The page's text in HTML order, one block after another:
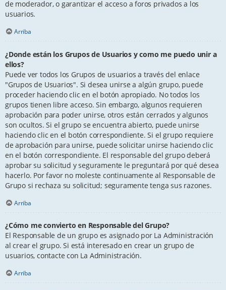
de moderador, o garantizar el acceso a foros privados a los
usuarios.
Arriba
¿Donde están los Grupos de Usuarios y como me puedo unir a
ellos?
Puede ver todos los Grupos de usuarios a través del enlace
"Grupos de Usuarios". Si desea unirse a algún grupo, puede
proceder haciendo clic en el botón apropiado. No todos los
grupos tienen libre acceso. Sin embargo, algunos requieren
aprobación para poder unirse, otros están cerrados y algunos
son ocultos. Si el grupo se encuentra abierto, puede unirse
haciendo clic en el botón correspondiente. Si el grupo requiere
de aprobación para unirse, puede solicitar unirse haciendo clic
en el botón correspondiente. El responsable del grupo deberá
aprobar su solicitud y seguramente le preguntará por qué desea
hacerlo. Por favor no moleste continuamente al Responsable de
Grupo si rechaza su solicitud; seguramente tenga sus razones.
Arriba
¿Cómo me convierto en Responsable del Grupo?
El Responsable de un grupo es asignado por La Administración
al crear el grupo. Si está interesado en crear un grupo de
usuarios, contacte con La Administración.
Arriba